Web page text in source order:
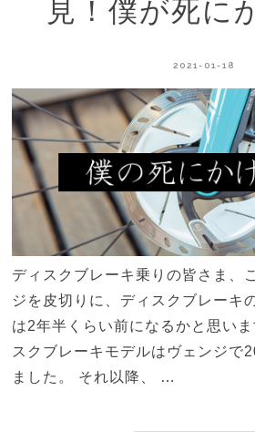
見！僕が死に
2021-01-18
ディスクブレーキ乗りの皆さま、
ジを皮切りに、ディスクブレーキ
は2年半くらい前になるかと思い
スクブレーキモデルはヴェンジで
ました。 それ以降、 …